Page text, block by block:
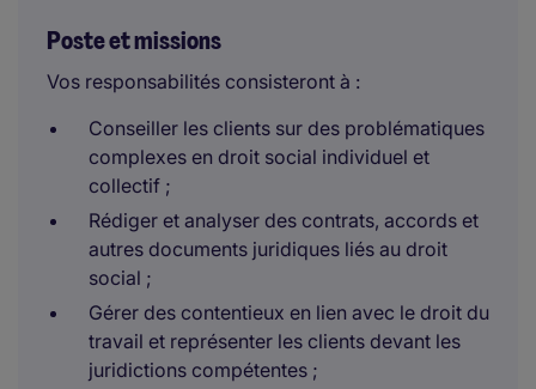
Poste et missions
Vos responsabilités consisteront à :
Conseiller les clients sur des problématiques
complexes en droit social individuel et
collectif ;
Rédiger et analyser des contrats, accords et
autres documents juridiques liés au droit
social ;
Gérer des contentieux en lien avec le droit du
travail et représenter les clients devant les
juridictions compétentes ;